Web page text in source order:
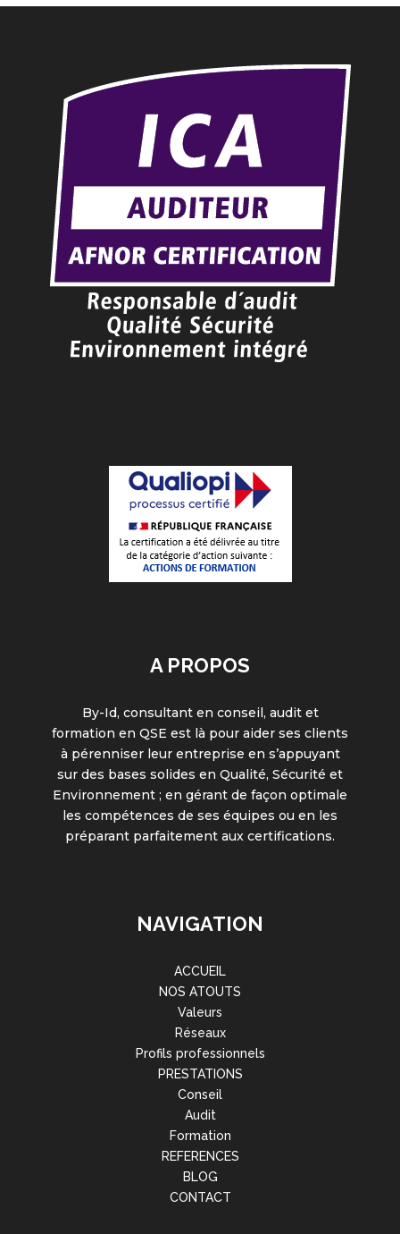
A PROPOS
By-Id, consultant en conseil, audit et
formation en QSE est là pour aider ses clients
à pérenniser leur entreprise en s’appuyant
sur des bases solides en Qualité, Sécurité et
Environnement ; en gérant de façon optimale
les compétences de ses équipes ou en les
préparant parfaitement aux certifications.
NAVIGATION
ACCUEIL
NOS ATOUTS
Valeurs
Réseaux
Profils professionnels
PRESTATIONS
Conseil
Audit
Formation
REFERENCES
BLOG
CONTACT